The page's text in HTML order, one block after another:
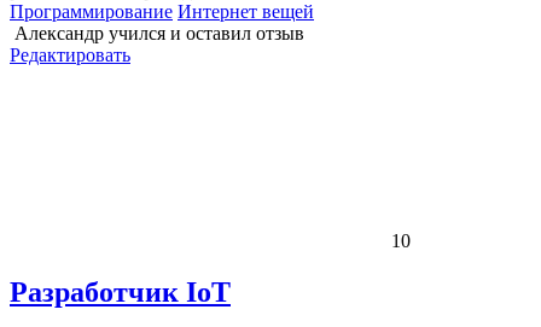
Программирование Интернет вещей
Александр учился и оставил отзыв
Редактировать
10
Разработчик IoT